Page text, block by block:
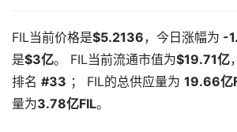
FIL当前价格是$5.2136，今日涨幅为 -
是$3亿。 FIL当前流通市值为$19.71亿
排名 #33 ； FIL的总供应量为 19.66亿
量为3.78亿FIL。